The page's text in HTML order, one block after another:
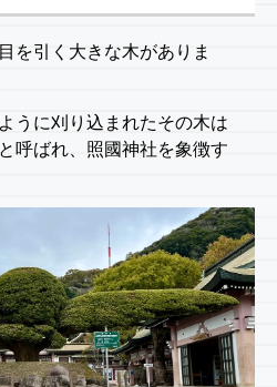
を引く大きな木がありま
うに刈り込まれたその木は
呼ばれ、照國神社を象徴す